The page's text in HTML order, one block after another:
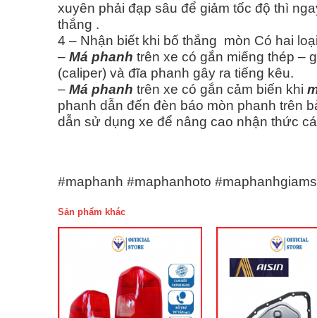
xuyên phải đạp sâu để giảm tốc độ thì
thắng .
4 – Nhận biết khi bố thắng mòn Có hai
– Má phanh trên xe có gắn miếng thép –
(caliper) và đĩa phanh gây ra tiếng kêu.
– Má phanh trên xe có gắn cảm biến khi
phanh dẫn đến đèn báo mòn phanh trên
dẫn sử dụng xe để nâng cao nhận thức
#maphanh #maphanhoto
Sản phẩm khác